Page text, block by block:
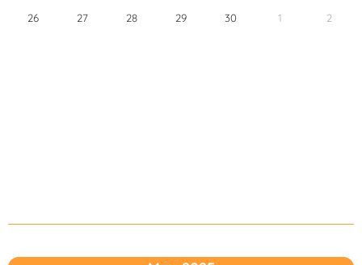
26 27 28 29 30 1 2